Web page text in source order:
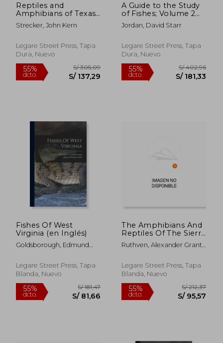
Reptiles and
Amphibians of Texas
(en Inglés)
Strecker, John Kern
Legare Street Press, Tapa
Dura, Nuevo
A Guide to the Study
of Fishes; Volume 2
(en Inglés)
Jordan, David Starr
Legare Street Press, Tapa
Dura, Nuevo
Fishes Of West
Virginia (en Inglés)
Goldsborough, Edmund
Legare Street Press, Tapa
Blanda, Nuevo
The Amphibians And
Reptiles Of The Sierra
Nevada De Santa
Marta, Colombia (en
Ruthven, Alexander Grant ;
Carriker
Legare Street Press, Tapa
Blanda, Nuevo